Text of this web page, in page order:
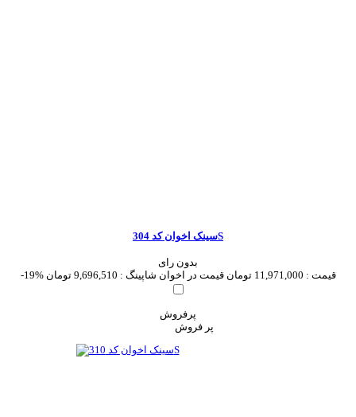
سینک اخوان کد 304S
بدون رای
-19%
قیمت : 11,971,000 تومان قیمت در اخوان شاپینگ : 9,696,510 تومان
پرفروش